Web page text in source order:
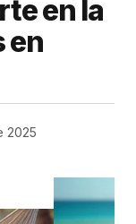
en la
en
2025